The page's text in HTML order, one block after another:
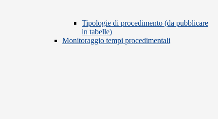
Tipologie di procedimento (da pubblicare
in tabelle)
Monitoraggio tempi procedimentali